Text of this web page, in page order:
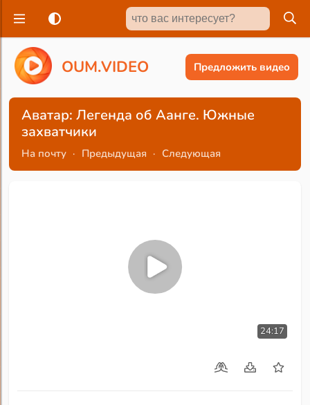
OUM.VIDEO Предложить видео
Аватар: Легенда об Аанге. Южные
захватчики
На почту · Предыдущая · Следующая
24:17